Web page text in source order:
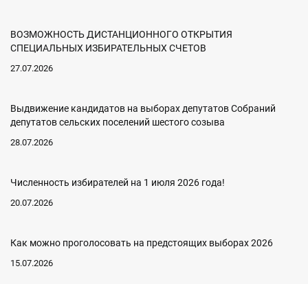
ВОЗМОЖНОСТЬ ДИСТАНЦИОННОГО ОТКРЫТИЯ
СПЕЦИАЛЬНЫХ ИЗБИРАТЕЛЬНЫХ СЧЕТОВ
27.07.2026
Выдвижение кандидатов на выборах депутатов Собраний
депутатов сельских поселений шестого созыва
28.07.2026
Численность избирателей на 1 июля 2026 года!
20.07.2026
Как можно проголосовать на предстоящих выборах 2026
15.07.2026